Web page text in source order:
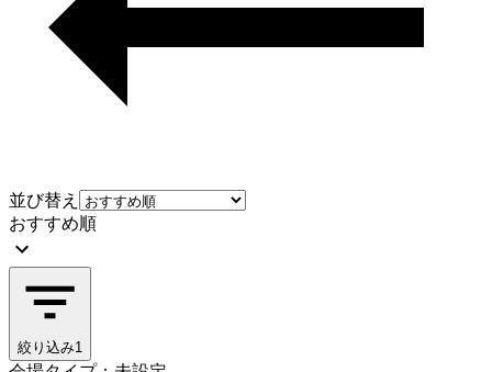
並び替え
おすすめ順
絞り込み1